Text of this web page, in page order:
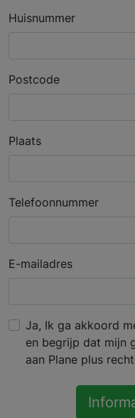
Huisnummer
Postcode
Plaats
Telefoonnummer
E-mailadres
Ja, Ik ga akkoord
en begrijp dat mijn
aan Plane plus